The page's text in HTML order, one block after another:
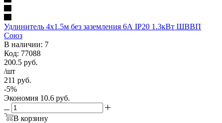
Удлинитель 4х1.5м без заземления 6А IP20 1.3кВт ШВВП
Союз
В наличии: 7
Код: 77088
200.5 руб.
/шт
211 руб.
-5%
Экономия 10.6 руб.
В корзину